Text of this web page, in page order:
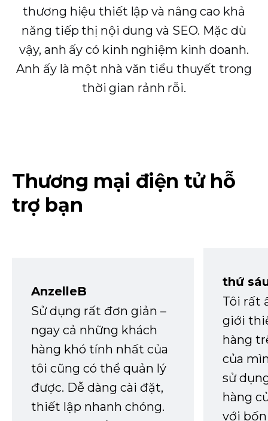
thương hiệu thiết lập và nâng cao khả
năng tiếp thị nội dung và SEO. Mặc dù
vậy, anh ấy có kinh nghiệm kinh doanh.
Anh ấy là một nhà văn tiểu thuyết trong
thời gian rảnh rỗi.
Thương mại điện tử hỗ
trợ bạn
AnzelleB
Sử dụng rất đơn giản –
ngay cả những khách
hàng khó tính nhất của
tôi cũng có thể quản lý
được. Dễ dàng cài đặt,
thiết lập nhanh chóng.
thứ
Tôi rất
giới
hàng
của
sử
hàng
với